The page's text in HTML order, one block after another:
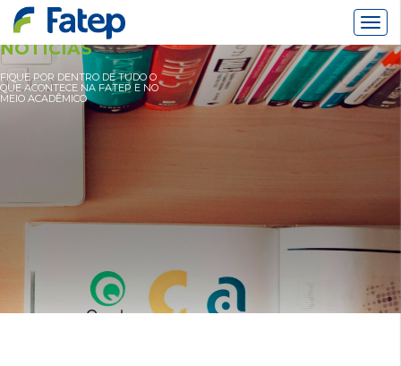
NOTÍCIAS
FIQUE POR DENTRO DE TUDO O
QUE ACONTECE NA FATEP E NO
MEIO ACADÊMICO